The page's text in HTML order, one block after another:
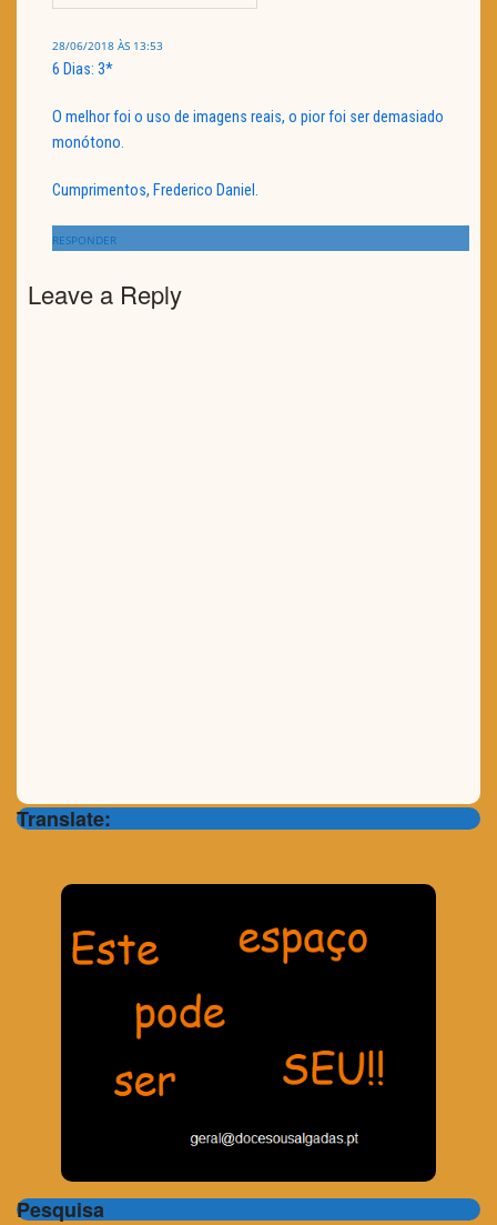
28/06/2018 ÀS 13:53
6 Dias: 3*
O melhor foi o uso de imagens reais, o pior foi ser demasiado
monótono.
Cumprimentos, Frederico Daniel.
RESPONDER
Leave a Reply
Translate:
Pesquisa